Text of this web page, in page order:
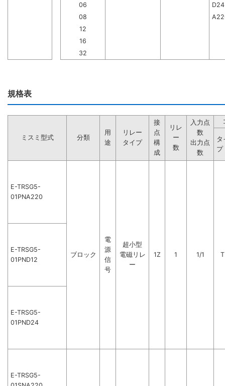
06
08
12
16
32
規格表
ミスミ型式 分類
用
途
リレー
タイプ
接
点
構
成
リレ
ー
数
入力点
数
出力点
数
タ
プ
E-TRSG5-
01PNA220
ブロック
電
源
信
号
超小型
電磁リレ
ー
1Z 1 1/1
E-TRSG5-
01PND12
E-TRSG5-
01PND24
E-TRSG5-